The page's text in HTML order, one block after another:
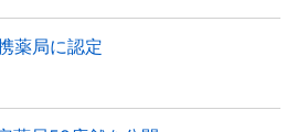
薬局に認定